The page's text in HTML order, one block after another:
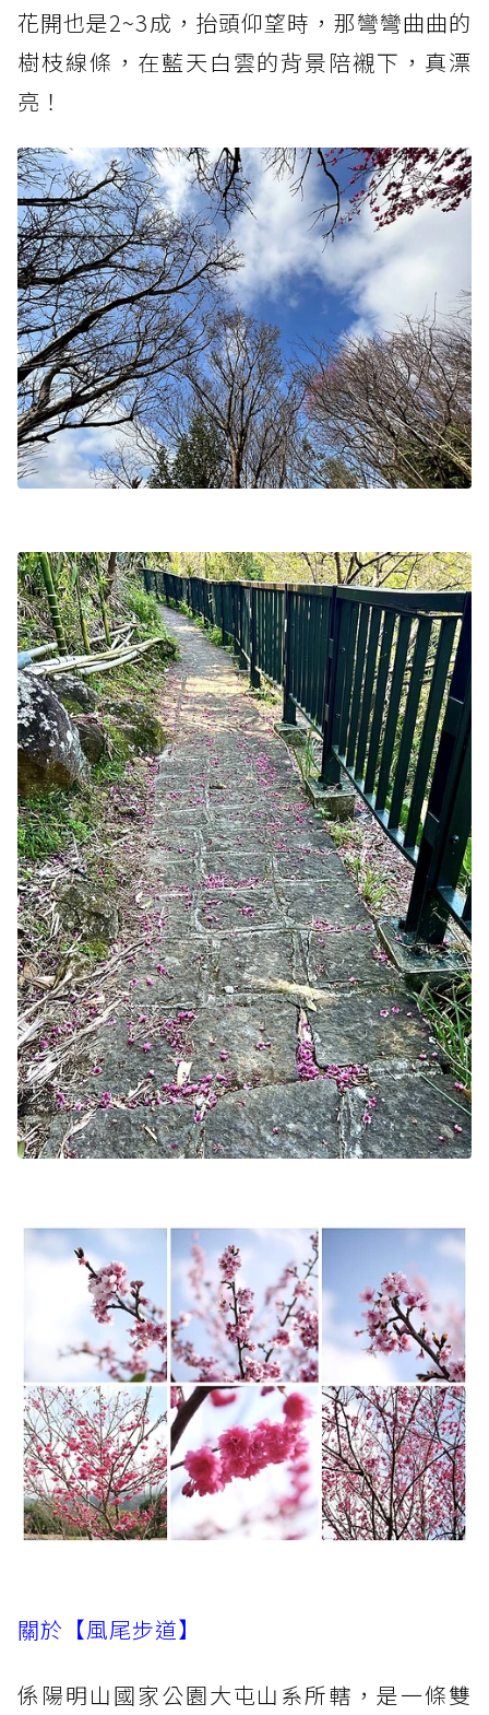
花開也是2~3成，抬頭仰望時，那彎彎曲曲的
樹枝線條，在藍天白雲的背景陪襯下，真漂
亮！
關於【風尾步道】
係陽明山國家公園大屯山系所轄，是一條雙